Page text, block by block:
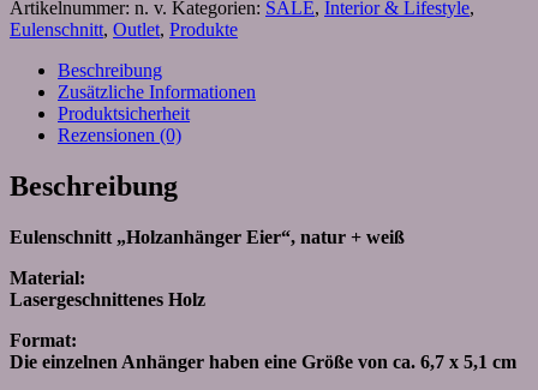
Artikelnummer: n. v. Kategorien: SALE, Interior & Lifestyle,
Eulenschnitt, Outlet, Produkte
Beschreibung
Zusätzliche Informationen
Produktsicherheit
Rezensionen (0)
Beschreibung
Eulenschnitt „Holzanhänger Eier“, natur + weiß
Material:
Lasergeschnittenes Holz
Format:
Die einzelnen Anhänger haben eine Größe von ca. 6,7 x 5,1 cm